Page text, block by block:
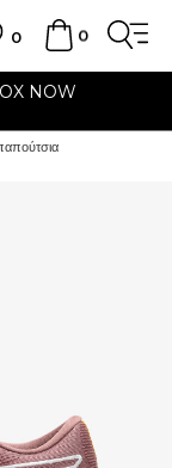
0
0
& COLLECT
από κατάστημα